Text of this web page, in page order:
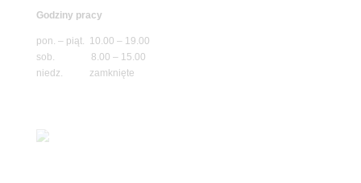
Godziny pracy
pon. – piąt. 10.00 – 19.00
sob. 8.00 – 15.00
niedz. zamknięte